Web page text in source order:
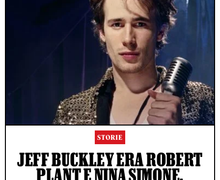
STORIE
JEFF BUCKLEY ERA ROBERT
PLANT E NINA SIMONE,